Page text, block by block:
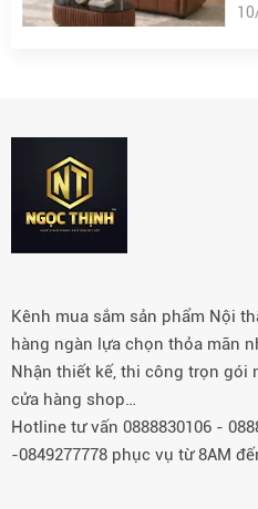
Kênh mua sắm sản phẩm Nội
hàng ngàn lựa chọn thỏa mãn
Nhận thiết kế, thi công trọn gói
cửa hàng shop…
Hotline tư vấn 0888830106 -
-0849277778 phục vụ từ 8AM